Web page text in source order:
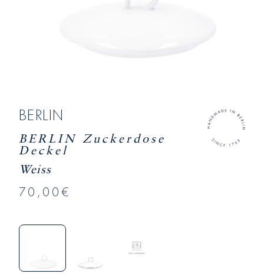
BERLIN
BERLIN Zuckerdose
Deckel
Weiss
70,00€